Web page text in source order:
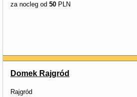
za nocleg od 50 PLN
Domek Rajgród
Rajgród